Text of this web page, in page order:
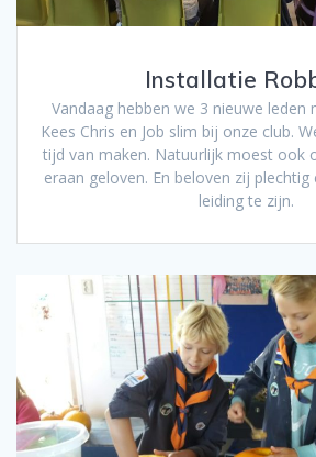
Installatie
Vandaag hebben we 3 nieuwe leden
Kees Chris en Job slim bij onze club.
tijd van maken. Natuurlijk moest ook
eraan geloven. En beloven zij
leiding te zijn.